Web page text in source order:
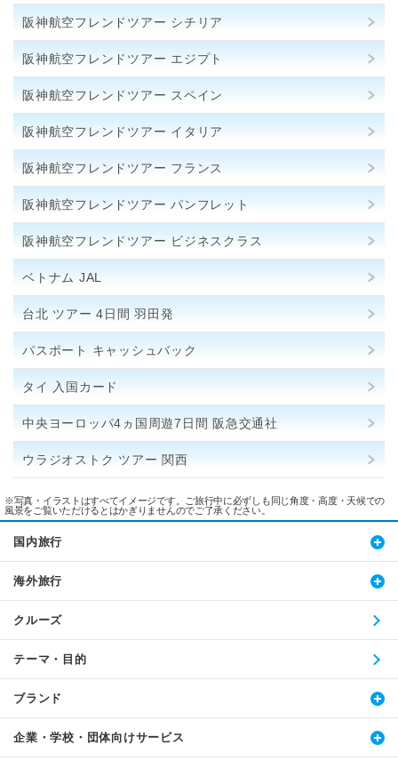
阪神航空フレンドツアー シチリア
阪神航空フレンドツアー エジプト
阪神航空フレンドツアー スペイン
阪神航空フレンドツアー イタリア
阪神航空フレンドツアー フランス
阪神航空フレンドツアー パンフレット
阪神航空フレンドツアー ビジネスクラス
ベトナム JAL
台北 ツアー 4日間 羽田発
パスポート キャッシュバック
タイ 入国カード
中央ヨーロッパ4ヵ国周遊7日間 阪急交通社
ウラジオストク ツアー 関西
※写真・イラストはすべてイメージです。ご旅行中に必ずしも同じ角度・高度・天候での
風景をご覧いただけるとはかぎりませんのでご了承ください。
国内旅行
海外旅行
クルーズ
テーマ・目的
ブランド
企業・学校・団体向けサービス